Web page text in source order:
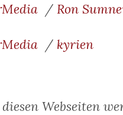
/ Ron
/ kyrien
Webseiten